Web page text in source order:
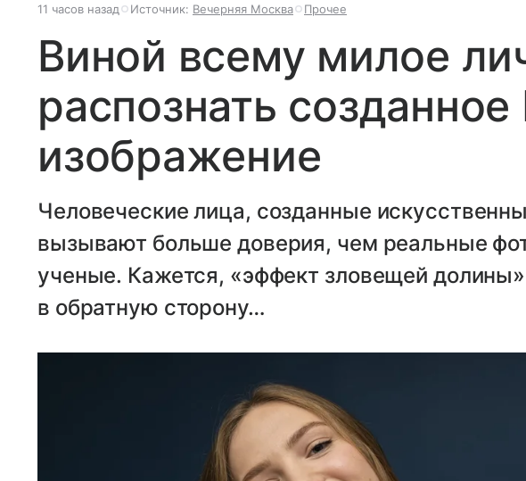
11 часов назад Источник: Вечерняя Москва Прочее
Виной всему милое
распознать
изображение
Человеческие лица, созданные
вызывают больше доверия, чем реальные
ученые. Кажется, «эффект зловещей долины»
в обратную сторону…